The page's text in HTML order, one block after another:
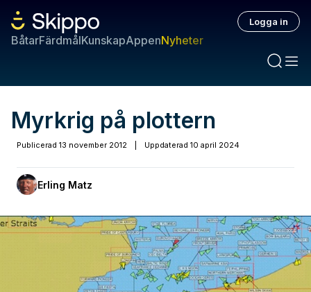
BåtarFärdmålKunskapAppenNyheter
Logga in
Myrkrig på plottern
Publicerad 13 november 2012 Uppdaterad 10 april 2024
Erling Matz